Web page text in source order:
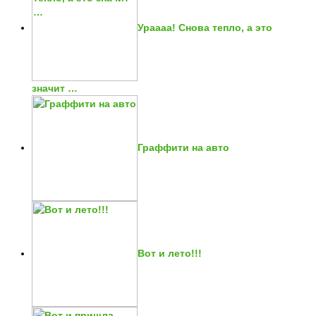
Ураааа! Снова тепло, а это
значит …
Граффити на авто
Вот и лето!!!